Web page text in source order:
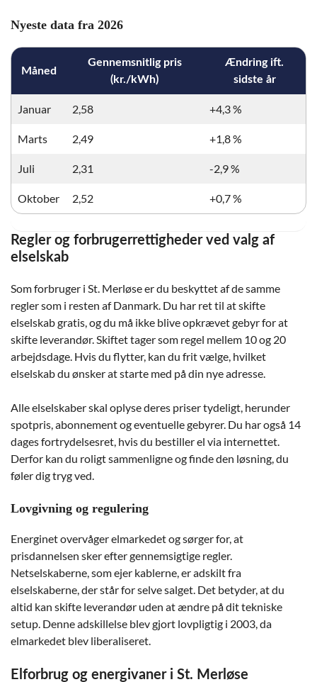
Nyeste data fra 2026
Måned
Gennemsnitlig pris
(kr./kWh)
Ændring ift.
sidste år
Januar 2,58 +4,3 %
Marts 2,49 +1,8 %
Juli 2,31 -2,9 %
Oktober 2,52 +0,7 %
Regler og forbrugerrettigheder ved valg af
elselskab
Som forbruger i St. Merløse er du beskyttet af de samme
regler som i resten af Danmark. Du har ret til at skifte
elselskab gratis, og du må ikke blive opkrævet gebyr for at
skifte leverandør. Skiftet tager som regel mellem 10 og 20
arbejdsdage. Hvis du flytter, kan du frit vælge, hvilket
elselskab du ønsker at starte med på din nye adresse.
Alle elselskaber skal oplyse deres priser tydeligt, herunder
spotpris, abonnement og eventuelle gebyrer. Du har også 14
dages fortrydelsesret, hvis du bestiller el via internettet.
Derfor kan du roligt sammenligne og finde den løsning, du
føler dig tryg ved.
Lovgivning og regulering
Energinet overvåger elmarkedet og sørger for, at
prisdannelsen sker efter gennemsigtige regler.
Netselskaberne, som ejer kablerne, er adskilt fra
elselskaberne, der står for selve salget. Det betyder, at du
altid kan skifte leverandør uden at ændre på dit tekniske
setup. Denne adskillelse blev gjort lovpligtig i 2003, da
elmarkedet blev liberaliseret.
Elforbrug og energivaner i St. Merløse